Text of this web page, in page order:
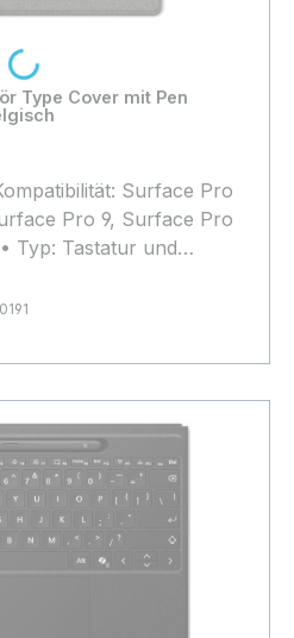
Type Cover mit Pen
Surface Pro
Pro 9, Surface Pro
Typ: Tastatur und